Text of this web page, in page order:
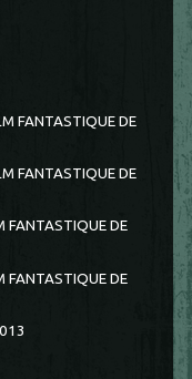
FANTASTIQUE DE
FANTASTIQUE DE
FANTASTIQUE DE
FANTASTIQUE DE